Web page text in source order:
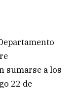
sumarse a los
22 de